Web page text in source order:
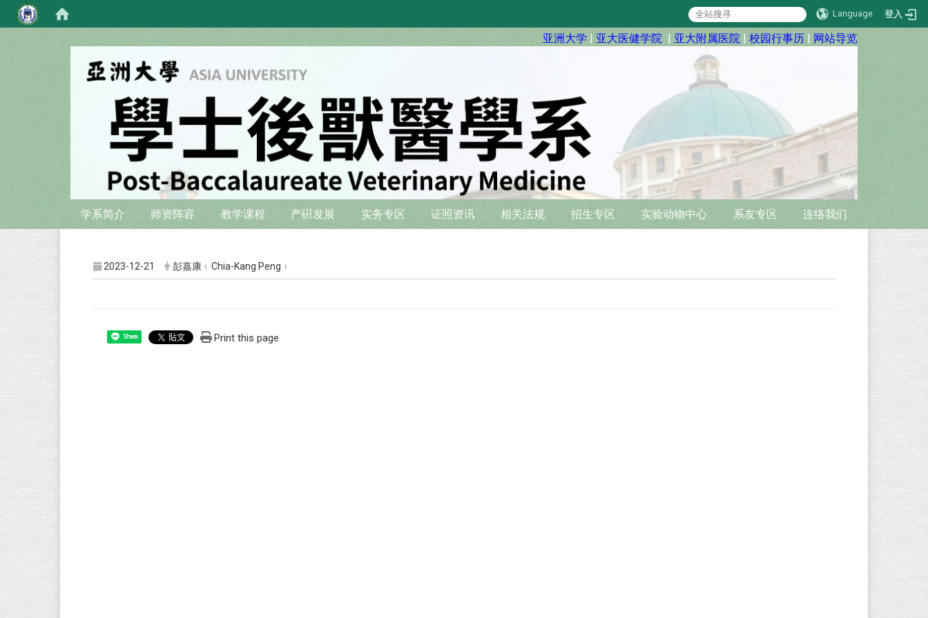
Language 登入
亚洲大学 | 亚大医健学院 | 亚大附属医院 | 校园行事历 | 网站导览
学系简介 师资阵容 教学课程 产硏发展 实务专区 证照资讯 相关法规 招生专区 实验动物中心 系友专区 连络我们
2023-12-21 彭嘉康﹙Chia-Kang Peng﹚
Share Print this page